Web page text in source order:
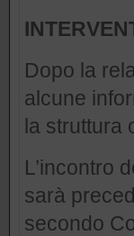
Dopo la
alcune
la struttura
L’incontro
sarà
secondo